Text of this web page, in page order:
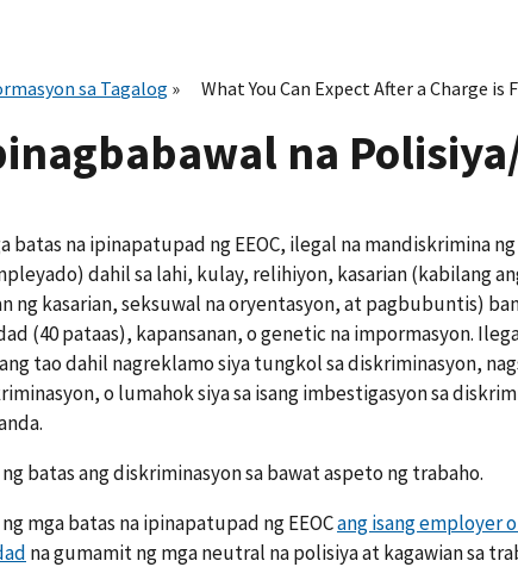
sa Tagalog What You Can Expect After a Charge is
na
batas na ipinapatupad ng EEOC, ilegal na mandiskrimina
dahil sa lahi, kulay, relihiyon, kasarian (kabilang
ng kasarian, seksuwal na oryentasyon, at pagbubuntis)
(40 pataas), kapansanan, o genetic na impormasyon.
tao dahil nagreklamo siya tungkol sa diskriminasyon,
o lumahok siya sa isang imbestigasyon sa
batas ang diskriminasyon sa bawat aspeto ng trabaho.
mga batas na ipinapatupad ng EEOCang isang employer
na gumamit ng mga neutral na polisiya at kagawian sa